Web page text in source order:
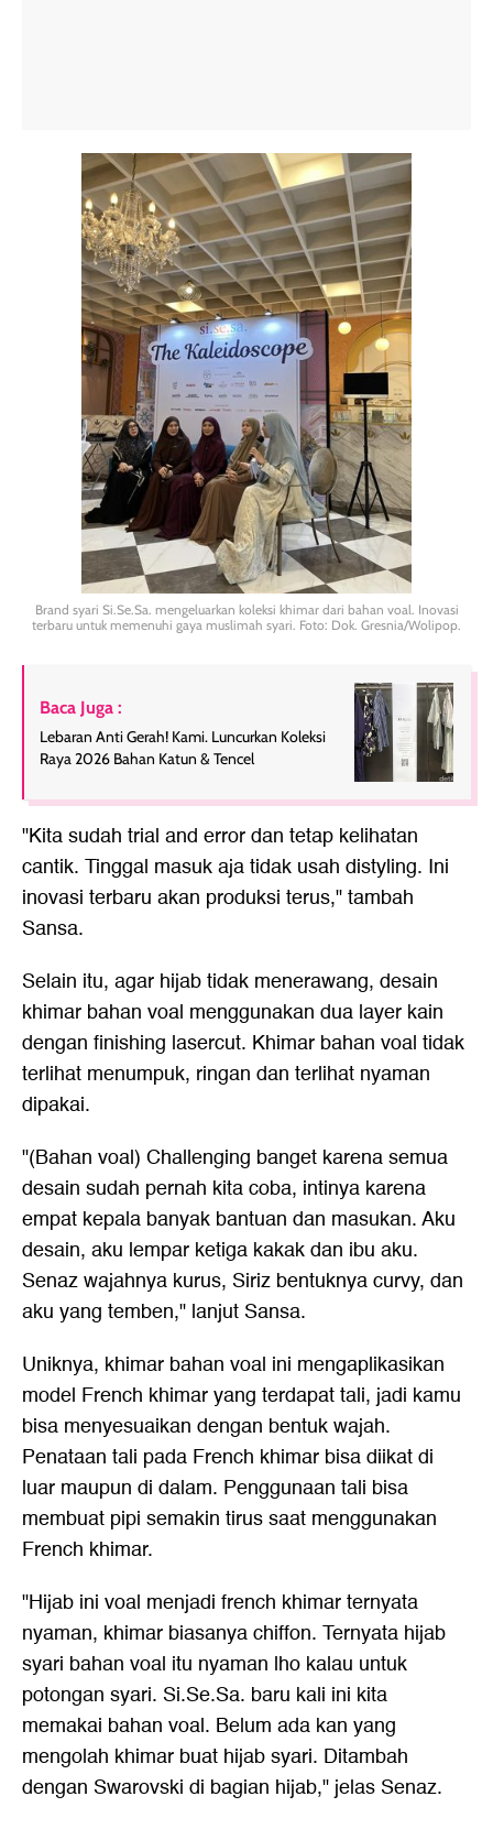
Brand syari Si.Se.Sa. mengeluarkan koleksi khimar dari bahan voal. Inovasi
terbaru untuk memenuhi gaya muslimah syari. Foto: Dok. Gresnia/Wolipop.
Baca Juga :
Lebaran Anti Gerah! Kami. Luncurkan Koleksi
Raya 2026 Bahan Katun & Tencel
"Kita sudah trial and error dan tetap kelihatan
cantik. Tinggal masuk aja tidak usah distyling. Ini
inovasi terbaru akan produksi terus," tambah
Sansa.
Selain itu, agar hijab tidak menerawang, desain
khimar bahan voal menggunakan dua layer kain
dengan finishing lasercut. Khimar bahan voal tidak
terlihat menumpuk, ringan dan terlihat nyaman
dipakai.
"(Bahan voal) Challenging banget karena semua
desain sudah pernah kita coba, intinya karena
empat kepala banyak bantuan dan masukan. Aku
desain, aku lempar ketiga kakak dan ibu aku.
Senaz wajahnya kurus, Siriz bentuknya curvy, dan
aku yang temben," lanjut Sansa.
Uniknya, khimar bahan voal ini mengaplikasikan
model French khimar yang terdapat tali, jadi kamu
bisa menyesuaikan dengan bentuk wajah.
Penataan tali pada French khimar bisa diikat di
luar maupun di dalam. Penggunaan tali bisa
membuat pipi semakin tirus saat menggunakan
French khimar.
"Hijab ini voal menjadi french khimar ternyata
nyaman, khimar biasanya chiffon. Ternyata hijab
syari bahan voal itu nyaman lho kalau untuk
potongan syari. Si.Se.Sa. baru kali ini kita
memakai bahan voal. Belum ada kan yang
mengolah khimar buat hijab syari. Ditambah
dengan Swarovski di bagian hijab," jelas Senaz.